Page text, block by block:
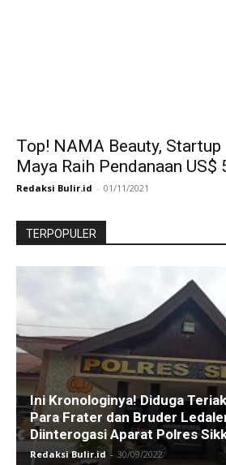
Top! NAMA Beauty,
Maya Raih Pendanaan US$
Redaksi Bulir.id - 01/11/2021
TERPOPULER
Ini Kronologinya! Diduga
Para Frater dan Bruder
Diinterogasi Aparat Polres
Redaksi Bulir.id - 30/09/2022